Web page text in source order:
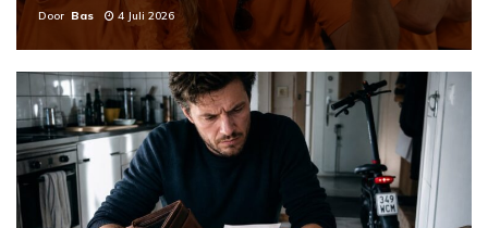
Door Bas 4 Juli 2026